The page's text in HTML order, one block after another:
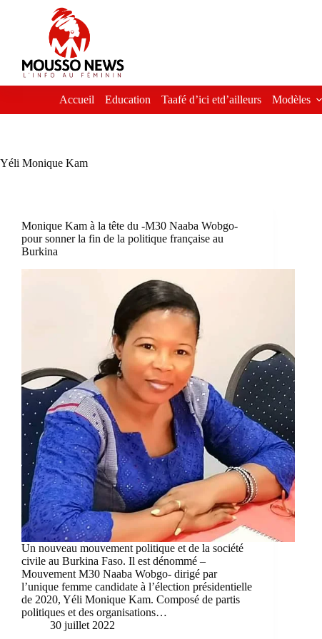
Accueil Education Taafé d’ici etd’ailleurs Modèles
Yéli Monique Kam
Monique Kam à la tête du -M30 Naaba Wobgo-
pour sonner la fin de la politique française au
Burkina
Un nouveau mouvement politique et de la société
civile au Burkina Faso. Il est dénommé –
Mouvement M30 Naaba Wobgo- dirigé par
l’unique femme candidate à l’élection présidentielle
de 2020, Yéli Monique Kam. Composé de partis
politiques et des organisations…
30 juillet 2022